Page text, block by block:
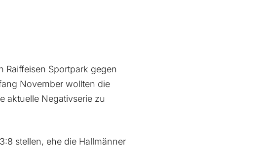
Raiffeisen Sportpark gegen
November wollten die
aktuelle Negativserie zu
stellen, ehe die Hallmänner